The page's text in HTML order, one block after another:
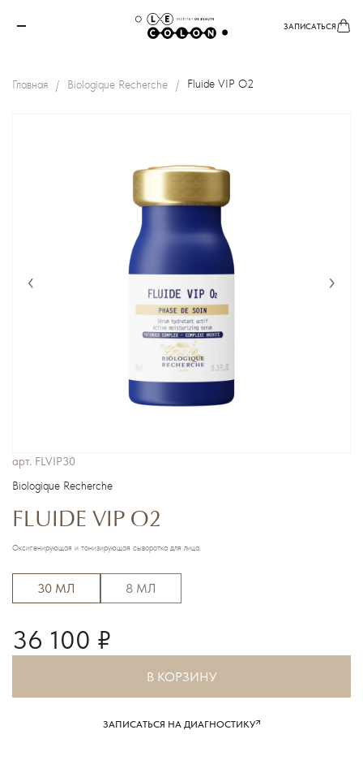
ЗАПИСАТЬСЯ
Главная Biologique Recherche Fluide VIP O2
арт. FLVIP30
Biologique Recherche
FLUIDE VIP O2
30 МЛ 8 МЛ
36 100 ₽
В КОРЗИНУ
ЗАПИСАТЬСЯ НА ДИАГНОСТИКУ
Оксигенирующая и тонизирующая сыворотка для лица.